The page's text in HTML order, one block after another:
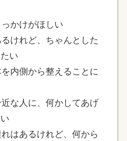
かけがほしい
けれど、ちゃんとした
い
内側から整えることに
な人に、何かしてあげ
はあるけれど、何から